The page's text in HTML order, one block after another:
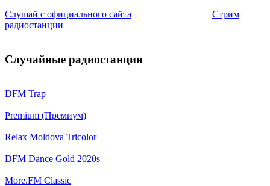
Слушай с официального сайта
Стрим
радиостанции
Случайные радиостанции
DFM Trap
Premium (Премиум)
Relax Moldova Tricolor
DFM Dance Gold 2020s
More.FM Classic